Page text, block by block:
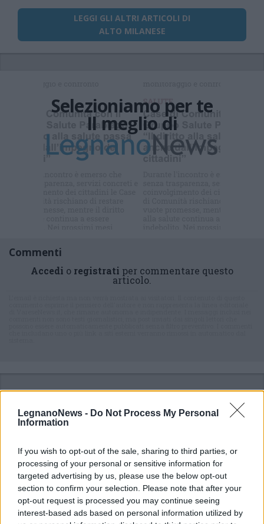
LegnanoNews - Do Not Process My Personal
Information
If you wish to opt-out of the sale, sharing to third parties, or
processing of your personal or sensitive information for
targeted advertising by us, please use the below opt-out
section to confirm your selection. Please note that after your
opt-out request is processed you may continue seeing
interest-based ads based on personal information utilized by
LEGGI GLI ALTRI ARTICOLI DI
ALTO MILANESE
Selezioniamo per te
Il meglio di
Commenti
Accedi o registrati per commentare questo
articolo.